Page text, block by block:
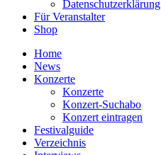
Datenschutzerklärung
Für Veranstalter
Shop
Home
News
Konzerte
Konzerte
Konzert-Suchabo
Konzert eintragen
Festivalguide
Verzeichnis